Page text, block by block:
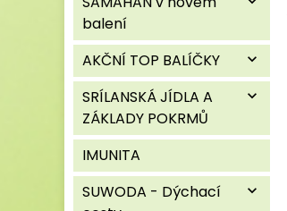
balení
AKČNÍ TOP BALÍČKY expand_more
SRÍLANSKÁ JÍDLA A
ZÁKLADY POKRMŮ
expand_more
IMUNITA
SUWODA - Dýchací
expand_more